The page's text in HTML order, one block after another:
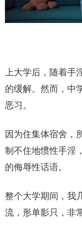
上大学后，随着手
的缓解。然而，中
恶习。
因为住集体宿舍，
制不住地惯性手淫
的侮辱性话语。
整个大学期间，我
流，形单影只，非